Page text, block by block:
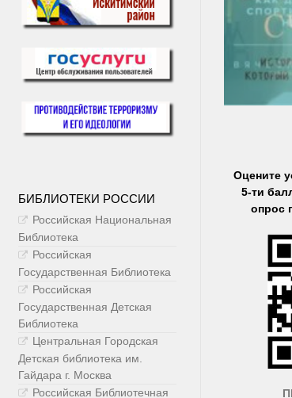
Оцените
5-ти
опрос
БИБЛИОТЕКИ РОССИИ
Российская Национальная
Библиотека
Российская
Государственная Библиотека
Российская
Государственная Детская
Библиотека
Центральная Городская
Детская библиотека им.
Гайдара г. Москва
Российская Библиотечная